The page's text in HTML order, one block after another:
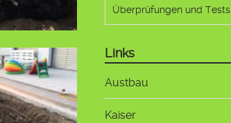
Überprüfungen und Tests
Links
Austbau
Kaiser